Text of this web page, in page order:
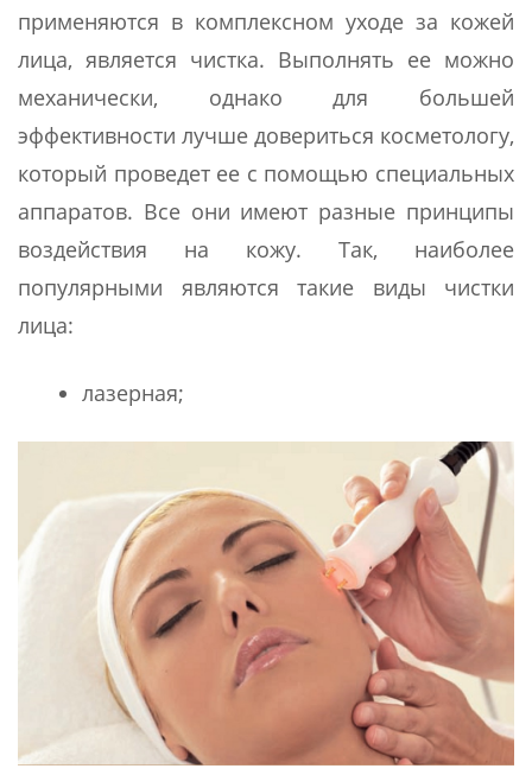
применяются в комплексном уходе за кожей
лица, является чистка. Выполнять ее можно
механически, однако для большей
эффективности лучше довериться косметологу,
который проведет ее с помощью специальных
аппаратов. Все они имеют разные принципы
воздействия на кожу. Так, наиболее
популярными являются такие виды чистки
лица:
лазерная;